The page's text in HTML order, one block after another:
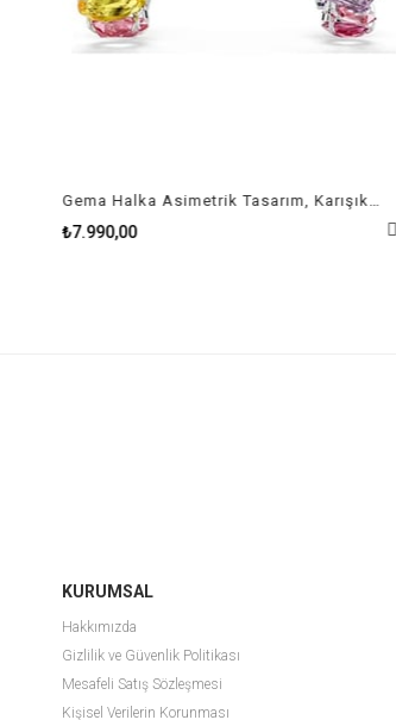
Gema Halka Asimetrik Tasarım, Karışık Kesimler, Küçük, Çok Renkli, Rodyum Kaplama Küpe
₺7.990,00
KURUMSAL
Hakkımızda
Gizlilik ve Güvenlik Politikası
Mesafeli Satış Sözleşmesi
Kişisel Verilerin Korunması